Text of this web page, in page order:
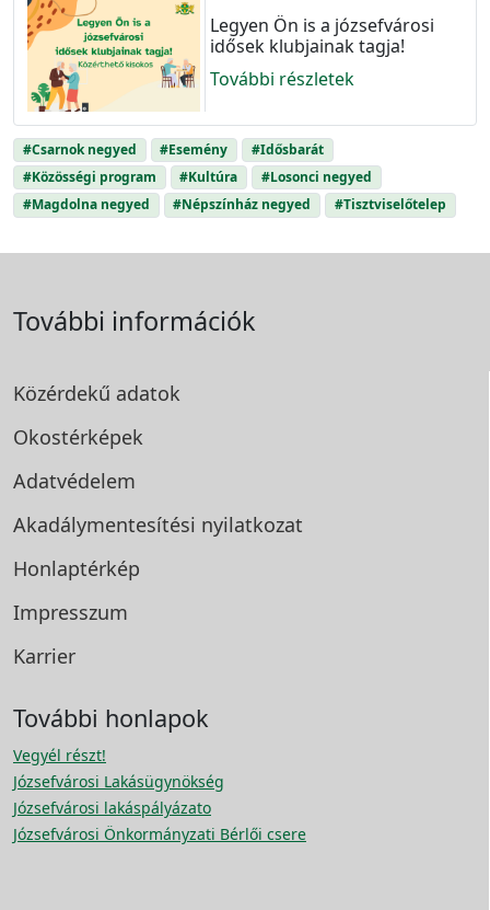
Legyen Ön is a józsefvárosi
idősek klubjainak tagja!
További részletek
#Csarnok negyed #Esemény
#Idősbarát
#Közösségi program
#Kultúra
#Losonci negyed
#Magdolna negyed
#Népszínház negyed #Tisztviselőtelep
További információk
Közérdekű adatok
Okostérképek
Adatvédelem
Akadálymentesítési nyilatkozat
Honlaptérkép
Impresszum
Karrier
További honlapok
Vegyél részt!
Józsefvárosi Lakásügynökség
Józsefvárosi lakáspályázato
Józsefvárosi Önkormányzati Bérlői csere